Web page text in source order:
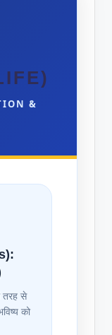
&
तरह से
को